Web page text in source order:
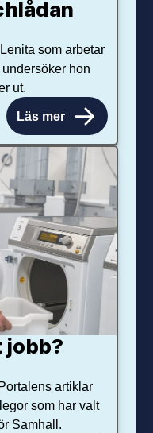
som arbetar
hon
ut.
Läs mer
artiklar
som har valt
Samhall.